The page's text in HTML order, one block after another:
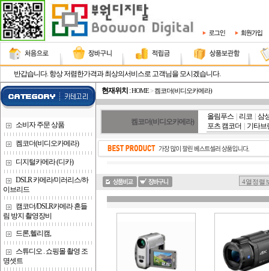
반갑습니다. 항상 저렴한가격과 최상의서비스로 고객님을 모시겠습니다.
소비자 주문 상품
켐코더(비디오카메라)
디지털카메라 (디카)
DSLR 카메라/미러리스/하
이브리드
캠코더/DSLR카메라 흔들
림 방지 촬영장비
드론,헬리캠,
스튜디오 . 쇼핑몰 촬영 조
명셋트
현재위치 :HOME>켐코더(비디오카메라)
켐코더(비디오카메라)
올림푸스 리코
삼
포츠 캠코더
기타브